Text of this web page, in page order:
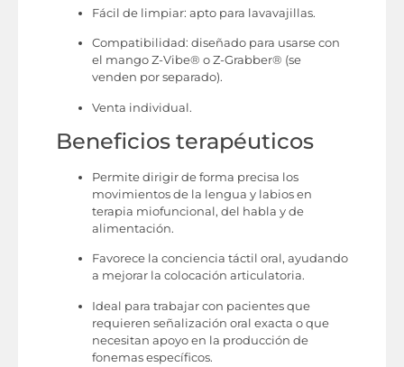
Fácil de limpiar: apto para lavavajillas.
Compatibilidad: diseñado para usarse con
el mango Z-Vibe® o Z-Grabber® (se
venden por separado).
Venta individual.
Beneficios terapéuticos
Permite dirigir de forma precisa los
movimientos de la lengua y labios en
terapia miofuncional, del habla y de
alimentación.
Favorece la conciencia táctil oral, ayudando
a mejorar la colocación articulatoria.
Ideal para trabajar con pacientes que
requieren señalización oral exacta o que
necesitan apoyo en la producción de
fonemas específicos.